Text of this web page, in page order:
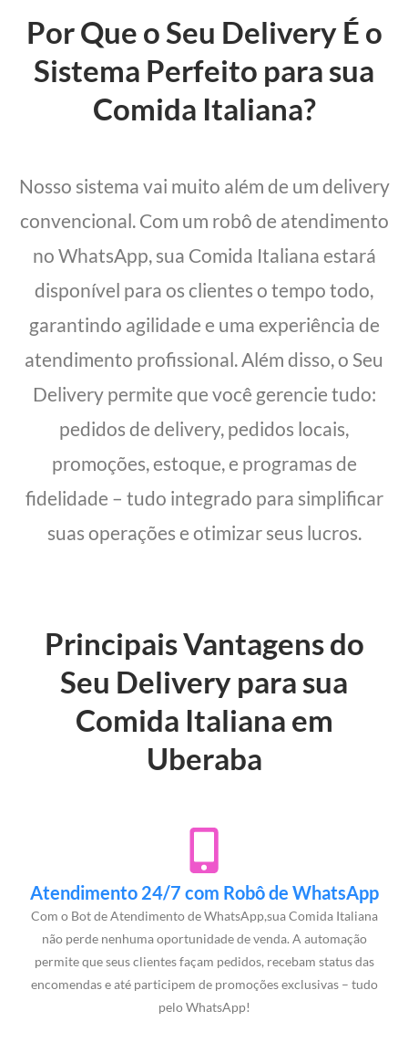
Por Que o Seu Delivery É o
Sistema Perfeito para sua
Comida Italiana?
Nosso sistema vai muito além de um delivery
convencional. Com um robô de atendimento
no WhatsApp, sua Comida Italiana estará
disponível para os clientes o tempo todo,
garantindo agilidade e uma experiência de
atendimento profissional. Além disso, o Seu
Delivery permite que você gerencie tudo:
pedidos de delivery, pedidos locais,
promoções, estoque, e programas de
fidelidade – tudo integrado para simplificar
suas operações e otimizar seus lucros.
Principais Vantagens do
Seu Delivery para sua
Comida Italiana em
Uberaba
Atendimento 24/7 com Robô de WhatsApp
Com o Bot de Atendimento de WhatsApp,sua Comida Italiana
não perde nenhuma oportunidade de venda. A automação
permite que seus clientes façam pedidos, recebam status das
encomendas e até participem de promoções exclusivas – tudo
pelo WhatsApp!